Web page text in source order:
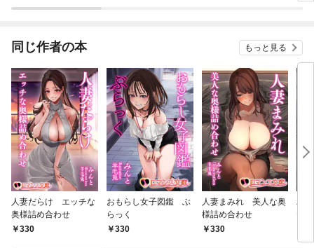
同じ作者の本 もっと見る
人妻だらけ エッチな
奥様詰め合わせ
330
おもらし女子図鑑 ぶ
らっく
330
人妻まみれ 美人な奥
様詰め合わせ
330
パ
た‼